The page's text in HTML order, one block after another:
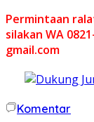
Permintaan
silakan WA
gmail.com
Komentar